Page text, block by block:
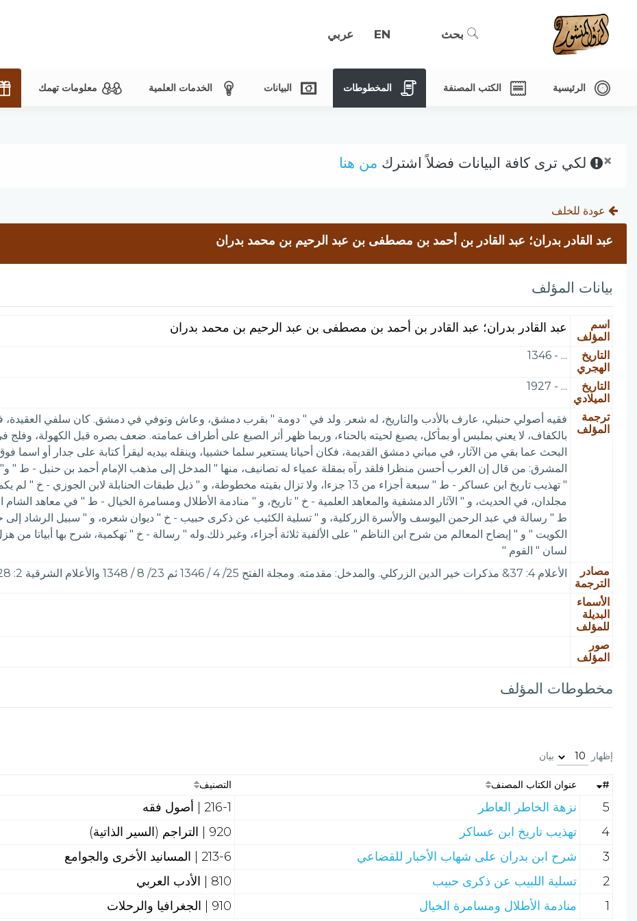
بحث EN عربي
الرئيسية الكتب المصنفة المخطوطات البيانات الخدمات العلمية معلومات تهمك
× لكي ترى كافة البيانات فضلاً اشترك من هنا
عودة للخلف
عبد القادر بدران؛ عبد القادر بن أحمد بن مصطفى بن عبد الرحيم بن محمد بدران
بيانات المؤلف
اسم
المؤلف
عبد القادر بدران؛ عبد القادر بن أحمد بن مصطفى بن عبد الرحيم بن محمد بدران
التاريخ
الهجري
... - 1346
التاريخ
الميلادي
... - 1927
ترجمة
المؤلف
فقيه أصولي حنبلي، عارف بالأدب والتاريخ، له شعر. ولد في " دومة " بقرب دمشق، وعاش وتوفي في دمشق. كان سلفي العقيدة،
بالكفاف، لا يعني بملبس أو بمأكل، يصبغ لحيته بالحناء، وربما ظهر أثر الصبغ على أطراف عمامته. ضعف بصره قبل الكهولة، وفلج
البحث عما بقي من الآثار، في مباني دمشق القديمة، فكان أحيانا يستعير سلما خشبيا، وينقله بيديه ليقرأ كتابة على جدار أو
المشرق: من قال إن الغرب أحسن منظرا فلقد رآه بمقلة عمياء له تصانيف، منها " المدخل إلى مذهب الإمام أحمد بن حنبل - ط
" تهذيب تاريخ ابن عساكر - ط " سبعة أجزاء من 13 جزءا، ولا تزال بقيته مخطوطة، و " ذيل طبقات الحنابلة
مجلدان، في الحديث، و " الآثار الدمشقية والمعاهد العلمية - خ " تاريخ، و " منادمة الأطلال ومسامرة الخيال - ط " في معاهد
ط " رسالة في عبد الرحمن اليوسف والأسرة الزركلية، و " تسلية الكئيب عن ذكرى حبيب - خ " ديوان شعره، و " سبيل الرشاد إلى
الكويت " و " إيضاح المعالم من شرح ابن الناظم " على الألفية ثلاثة أجزاء، وغير ذلك.وله " رسالة - خ " تهكمية، شرح بها أبياتا
لسان " القوم "
مصادر
الترجمة
الأعلام 4: 37& مذكرات خير الدين الزركلي. والمدخل: مقدمته. ومجلة الفتح 25/ 4 / 1346 ثم 23/ 8 / 1348 والأعلام الشرقية 2: 128 ومعجم المطبوعات 541
الأسماء
البديلة
للمؤلف
صور
المؤلف
مخطوطات المؤلف
إظهار بيان
# عنوان الكتاب المصنف التصنيف
5 نزهة الخاطر العاطر 216-1 | أصول فقه
4
تهذيب تاريخ ابن عساكر 920 | التراجم (السير الذاتية)
3
شرح ابن بدران على شهاب الأخبار للقضاعي 213-6 | المسانيد الأخرى والجوامع
2
تسلية اللبيب عن ذكرى حبيب 810 | الأدب العربي
1
منادمة الأطلال ومسامرة الخيال 910 | الجغرافيا والرحلات